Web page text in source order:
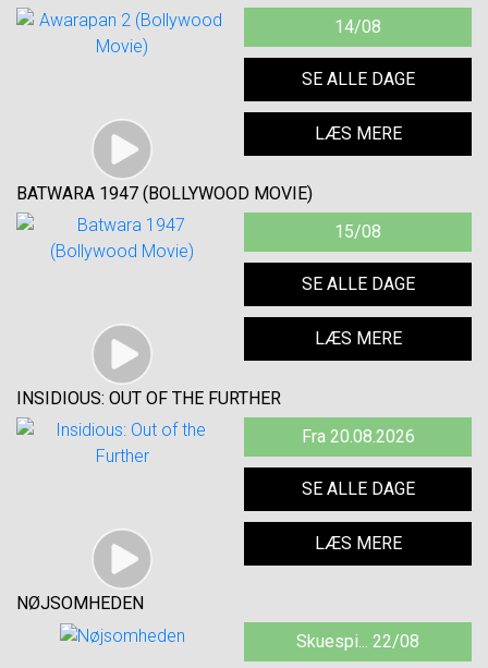
14/08
SE ALLE DAGE
LÆS MERE
BATWARA 1947 (BOLLYWOOD MOVIE)
15/08
SE ALLE DAGE
LÆS MERE
INSIDIOUS: OUT OF THE FURTHER
Fra 20.08.2026
SE ALLE DAGE
LÆS MERE
NØJSOMHEDEN
Skuespi... 22/08